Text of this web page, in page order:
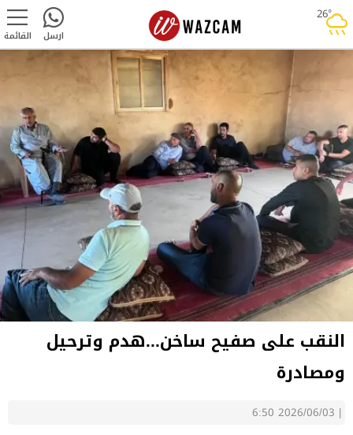
26°rainy القائمة ارسل
النقب على صفيح ساخن...هدم وترحيل
ومصادرة
|
2026/06/03 6:50